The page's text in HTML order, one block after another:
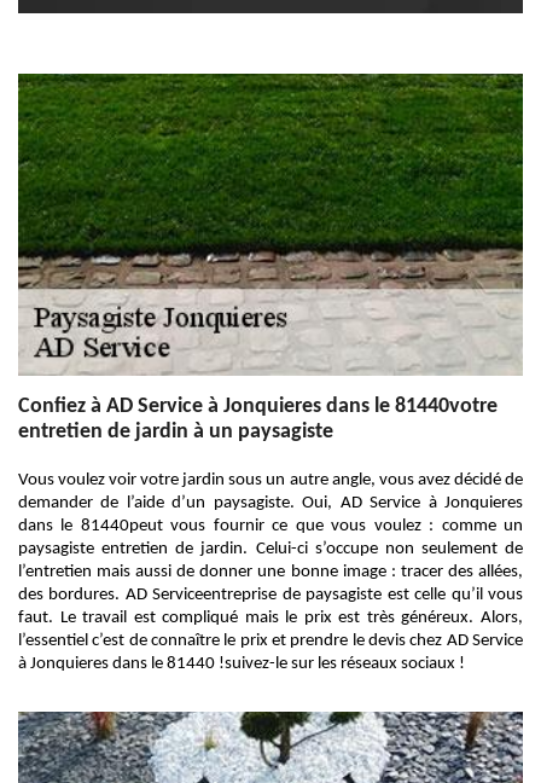
Confiez à AD Service à Jonquieres dans le 81440votre
entretien de jardin à un paysagiste
Vous voulez voir votre jardin sous un autre angle, vous avez décidé de
demander de l’aide d’un paysagiste. Oui, AD Service à Jonquieres
dans le 81440peut vous fournir ce que vous voulez : comme un
paysagiste entretien de jardin. Celui-ci s’occupe non seulement de
l’entretien mais aussi de donner une bonne image : tracer des allées,
des bordures. AD Serviceentreprise de paysagiste est celle qu’il vous
faut. Le travail est compliqué mais le prix est très généreux. Alors,
l’essentiel c’est de connaître le prix et prendre le devis chez AD Service
à Jonquieres dans le 81440 !suivez-le sur les réseaux sociaux !